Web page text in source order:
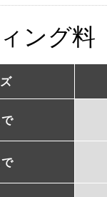
ング料